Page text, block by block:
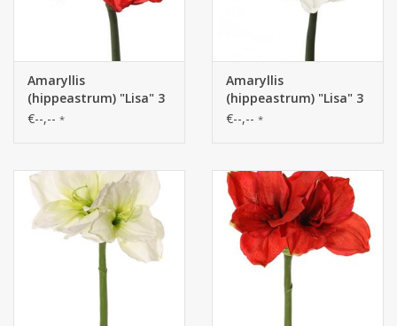
Amaryllis
(hippeastrum) "Lisa" 3
grande flores, 1
€--,-- *
Amaryllis
(hippeastrum) "Lisa" 3
grande flores, 1
€--,-- *